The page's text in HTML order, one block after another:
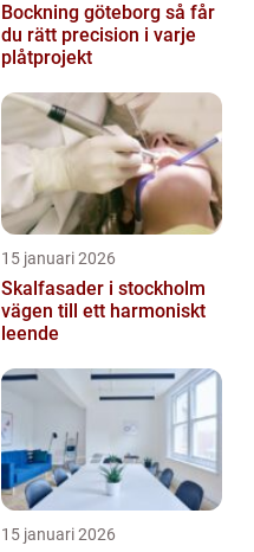
Bockning göteborg så får
du rätt precision i varje
plåtprojekt
15 januari 2026
Skalfasader i stockholm
vägen till ett harmoniskt
leende
15 januari 2026